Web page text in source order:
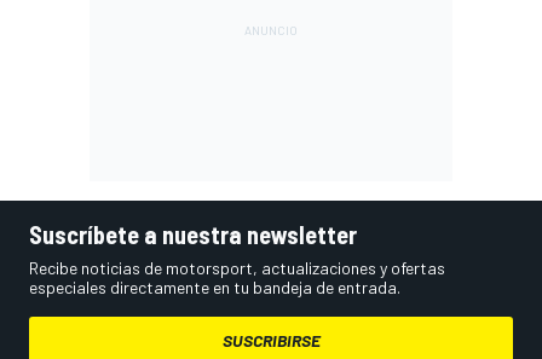
Suscríbete a nuestra newsletter
Recibe noticias de motorsport, actualizaciones y ofertas
especiales directamente en tu bandeja de entrada.
SUSCRIBIRSE